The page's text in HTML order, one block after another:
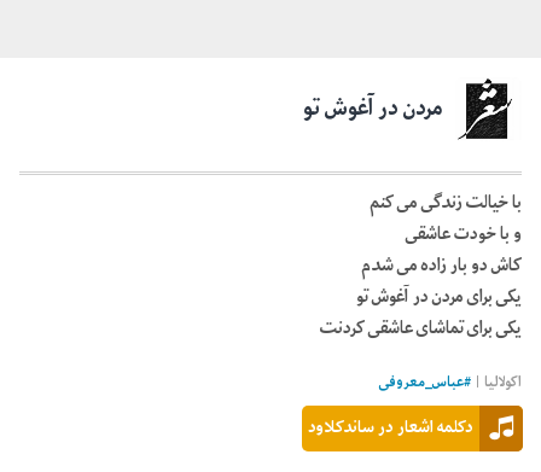
مردن در آغوش تو
با خیالت زندگی می کنم
و با خودت عاشقی
کاش دو بار زاده می شدم
یکی برای مردن در آغوش تو
یکی برای تماشای عاشقی کردنت
اکولالیا | #عباس_معروفی
دکلمه اشعار در ساندکلاود